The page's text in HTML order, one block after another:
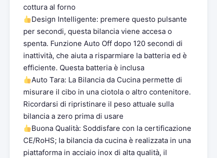
cottura al forno
Design Intelligente: premere questo pulsante
per secondi, questa bilancia viene accesa o
spenta. Funzione Auto Off dopo 120 secondi di
inattività, che aiuta a risparmiare la batteria ed è
efficiente. Questa batteria è inclusa
Auto Tara: La Bilancia da Cucina permette di
misurare il cibo in una ciotola o altro contenitore.
Ricordarsi di ripristinare il peso attuale sulla
bilancia a zero prima di usare
Buona Qualità: Soddisfare con la certificazione
CE/RoHS; la bilancia da cucina è realizzata in una
piattaforma in acciaio inox di alta qualità, il